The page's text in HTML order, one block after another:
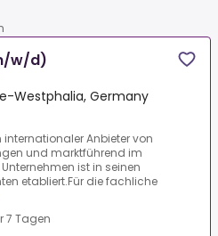
w/d)
Westphalia, Germany
internationaler Anbieter von
und marktführend im
ist in seinen
etabliert.Für die fachliche
7 Tagen